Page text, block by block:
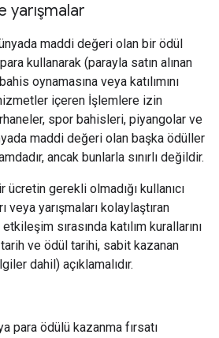
yarışmalar
maddi değeri olan bir ödül
kullanarak (parayla satın alınan
oynamasına veya katılımını
içeren İşlemlere izin
spor bahisleri, piyangolar ve
maddi değeri olan başka ödüller
ancak bunlarla sınırlı değildir.
ücretin gerekli olmadığı kullanıcı
yarışmaları kolaylaştıran
sırasında katılım kurallarını
ve ödül tarihi, sabit kazanan
dahil) açıklamalıdır.
para ödülü kazanma fırsatı